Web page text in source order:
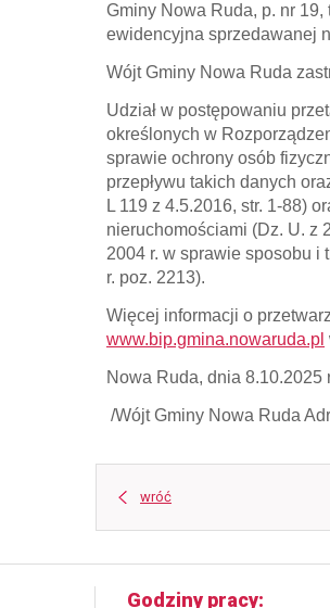
Gminy Nowa Ruda, p. nr
ewidencyjna sprzedawanej
Wójt Gminy Nowa Ruda
Udział w postępowaniu
określonych w
sprawie ochrony osób
przepływu takich danych
L 119 z 4.5.2016, str. 1-88)
nieruchomościami (Dz. U. z
2004 r. w sprawie sposobu i
r. poz. 2213).
Więcej informacji o
www.bip.gmina.nowaruda.pl
Nowa Ruda, dnia 8.10.2025
/Wójt Gminy Nowa Ruda
wróć
Godziny pracy